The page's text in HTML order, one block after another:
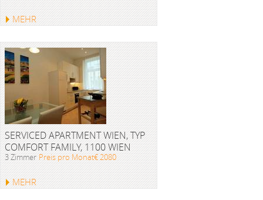
MEHR
SERVICED APARTMENT WIEN, TYP
COMFORT FAMILY, 1100 WIEN
3 Zimmer Preis pro Monat€ 2080
MEHR